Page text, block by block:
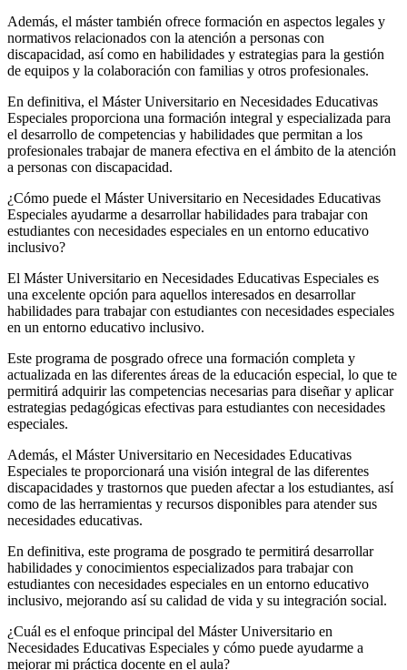
Además, el máster también ofrece formación en aspectos legales y
normativos relacionados con la atención a personas con
discapacidad, así como en habilidades y estrategias para la gestión
de equipos y la colaboración con familias y otros profesionales.
En definitiva, el Máster Universitario en Necesidades Educativas
Especiales proporciona una formación integral y especializada para
el desarrollo de competencias y habilidades que permitan a los
profesionales trabajar de manera efectiva en el ámbito de la atención
a personas con discapacidad.
¿Cómo puede el Máster Universitario en Necesidades Educativas
Especiales ayudarme a desarrollar habilidades para trabajar con
estudiantes con necesidades especiales en un entorno educativo
inclusivo?
El Máster Universitario en Necesidades Educativas Especiales es
una excelente opción para aquellos interesados en desarrollar
habilidades para trabajar con estudiantes con necesidades especiales
en un entorno educativo inclusivo.
Este programa de posgrado ofrece una formación completa y
actualizada en las diferentes áreas de la educación especial, lo que te
permitirá adquirir las competencias necesarias para diseñar y aplicar
estrategias pedagógicas efectivas para estudiantes con necesidades
especiales.
Además, el Máster Universitario en Necesidades Educativas
Especiales te proporcionará una visión integral de las diferentes
discapacidades y trastornos que pueden afectar a los estudiantes, así
como de las herramientas y recursos disponibles para atender sus
necesidades educativas.
En definitiva, este programa de posgrado te permitirá desarrollar
habilidades y conocimientos especializados para trabajar con
estudiantes con necesidades especiales en un entorno educativo
inclusivo, mejorando así su calidad de vida y su integración social.
¿Cuál es el enfoque principal del Máster Universitario en
Necesidades Educativas Especiales y cómo puede ayudarme a
mejorar mi práctica docente en el aula?